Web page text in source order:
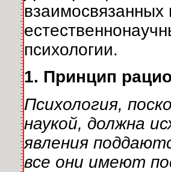
психологии.
1. Принцип
Психология,
наукой, должна
явления
все они имеют